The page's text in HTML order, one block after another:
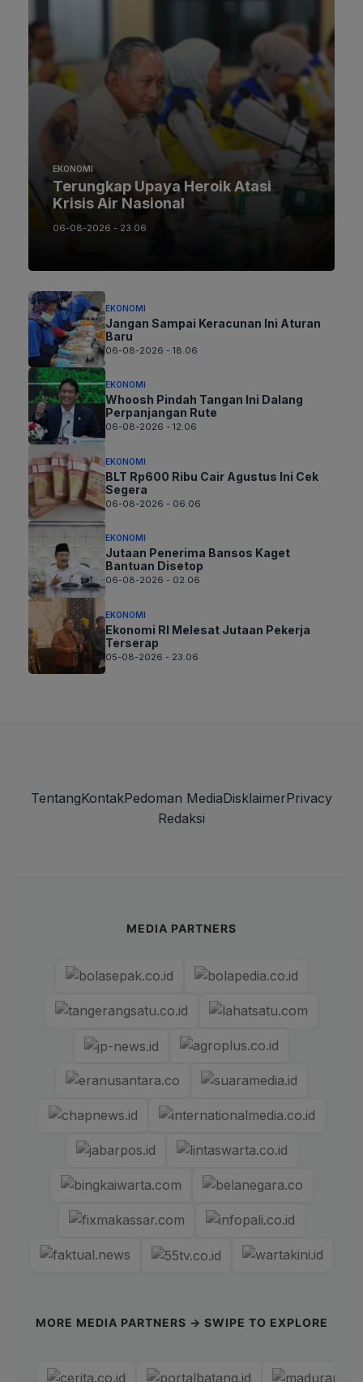
EKONOMI
Terungkap Upaya Heroik Atasi
Krisis Air Nasional
06-08-2026 - 23.06
EKONOMI
Jangan Sampai Keracunan Ini Aturan
Baru
06-08-2026 - 18.06
EKONOMI
Whoosh Pindah Tangan Ini Dalang
Perpanjangan Rute
06-08-2026 - 12.06
EKONOMI
BLT Rp600 Ribu Cair Agustus Ini Cek
Segera
06-08-2026 - 06.06
EKONOMI
Jutaan Penerima Bansos Kaget
Bantuan Disetop
06-08-2026 - 02.06
EKONOMI
Ekonomi RI Melesat Jutaan Pekerja
Terserap
05-08-2026 - 23.06
TentangKontakPedoman MediaDisklaimerPrivacy
Redaksi
MEDIA PARTNERS
MORE MEDIA PARTNERS → SWIPE TO EXPLORE